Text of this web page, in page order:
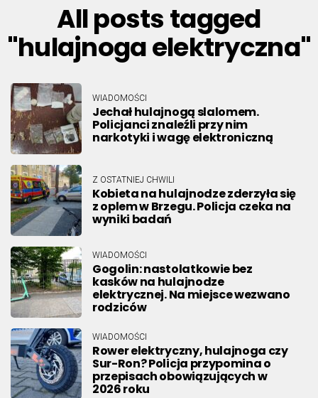
All posts tagged
"hulajnoga elektryczna"
WIADOMOŚCI
Jechał hulajnogą slalomem.
Policjanci znaleźli przy nim
narkotyki i wagę elektroniczną
Z OSTATNIEJ CHWILI
Kobieta na hulajnodze zderzyła się
z oplem w Brzegu. Policja czeka na
wyniki badań
WIADOMOŚCI
Gogolin: nastolatkowie bez
kasków na hulajnodze
elektrycznej. Na miejsce wezwano
rodziców
WIADOMOŚCI
Rower elektryczny, hulajnoga czy
Sur-Ron? Policja przypomina o
przepisach obowiązujących w
2026 roku